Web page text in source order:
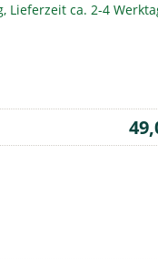
Lieferzeit ca. 2-4